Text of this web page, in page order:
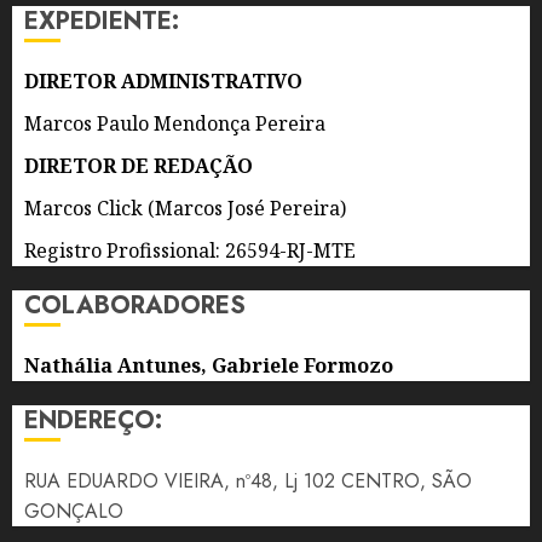
AGOSTO
5 DE
AGOSTO
DE 2026
0
EXPEDIENTE:
DIRETOR ADMINISTRATIVO
Marcos Paulo Mendonça Pereira
DIRETOR DE REDAÇÃO
Marcos Click (Marcos José Pereira)
Registro Profissional: 26594-RJ-MTE
COLABORADORES
Nathália Antunes, Gabriele Formozo
ENDEREÇO:
RUA EDUARDO VIEIRA, nº48, Lj 102 CENTRO, SÃO
GONÇALO